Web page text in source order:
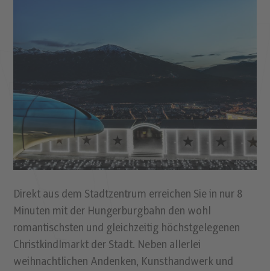
Direkt aus dem Stadtzentrum erreichen Sie in nur 8
Minuten mit der Hungerburgbahn den wohl
romantischsten und gleichzeitig höchstgelegenen
Christkindlmarkt der Stadt. Neben allerlei
weihnachtlichen Andenken, Kunsthandwerk und